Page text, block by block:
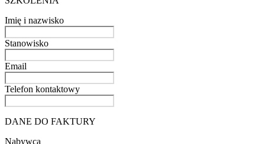
Imię i nazwisko
Stanowisko
Email
Telefon kontaktowy
DANE DO FAKTURY
Nabywca